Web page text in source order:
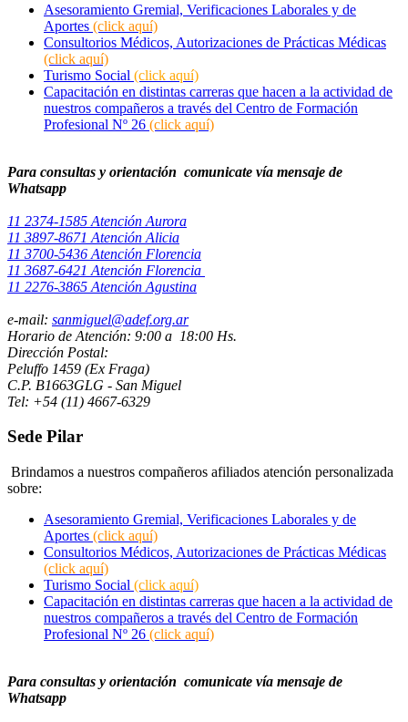
Asesoramiento Gremial, Verificaciones Laborales y de
Aportes (click aquí)
Consultorios Médicos, Autorizaciones de Prácticas Médicas
(click aquí)
Turismo Social (click aquí)
Capacitación en distintas carreras que hacen a la actividad de
nuestros compañeros a través del Centro de Formación
Profesional Nº 26 (click aquí)
Para consultas y orientación comunicate vía mensaje de
Whatsapp
11 2374-1585 Atención Aurora
11 3897-8671 Atención Alicia
11 3700-5436 Atención Florencia
11 3687-6421 Atención Florencia
11 2276-3865 Atención Agustina
e-mail: sanmiguel@adef.org.ar
Horario de Atención: 9:00 a 18:00 Hs.
Dirección Postal:
Peluffo 1459 (Ex Fraga)
C.P. B1663GLG - San Miguel
Tel: +54 (11) 4667-6329
Sede Pilar
Brindamos a nuestros compañeros afiliados atención personalizada
sobre:
Asesoramiento Gremial, Verificaciones Laborales y de
Aportes (click aquí)
Consultorios Médicos, Autorizaciones de Prácticas Médicas
(click aquí)
Turismo Social (click aquí)
Capacitación en distintas carreras que hacen a la actividad de
nuestros compañeros a través del Centro de Formación
Profesional Nº 26 (click aquí)
Para consultas y orientación comunicate vía mensaje de
Whatsapp